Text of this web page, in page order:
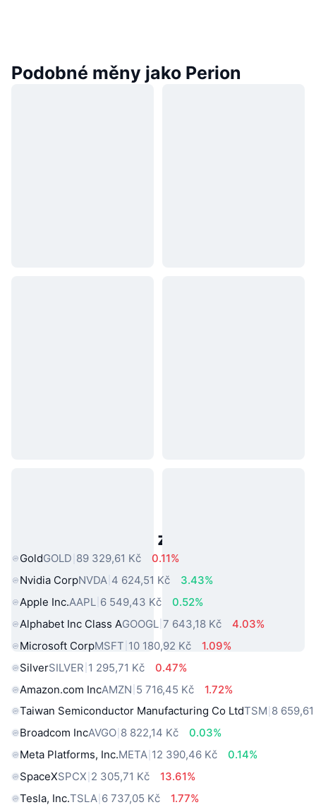
Podobné měny jako Perion
Populární aktiva z reálného světa
GoldGOLD 89 329,61 Kč
0.11%
Nvidia CorpNVDA 4 624,51 Kč
3.43%
Apple Inc.AAPL 6 549,43 Kč
0.52%
Alphabet Inc Class AGOOGL 7 643,18 Kč
4.03%
Microsoft CorpMSFT 10 180,92 Kč
1.09%
SilverSILVER 1 295,71 Kč
0.47%
Amazon.com IncAMZN 5 716,45 Kč
1.72%
Taiwan Semiconductor Manufacturing Co LtdTSM 8
Broadcom IncAVGO 8 822,14 Kč
0.03%
Meta Platforms, Inc.META 12 390,46 Kč
0.14%
SpaceXSPCX 2 305,71 Kč
13.61%
Tesla, Inc.TSLA 6 737,05 Kč
1.77%